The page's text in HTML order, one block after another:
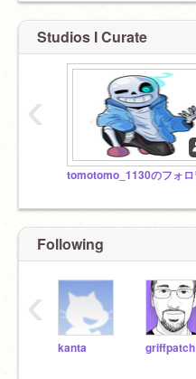
Studios I Curate
‹
Following
kanta griffpatch
‹